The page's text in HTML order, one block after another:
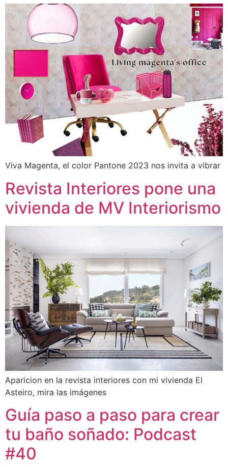
Viva Magenta, el color Pantone 2023 nos invita a vibrar
Revista Interiores pone una
vivienda de MV Interiorismo
Aparicion en la revista interiores con mi vivienda El
Asteiro, mira las imágenes
Guía paso a paso para crear
tu baño soñado: Podcast
#40